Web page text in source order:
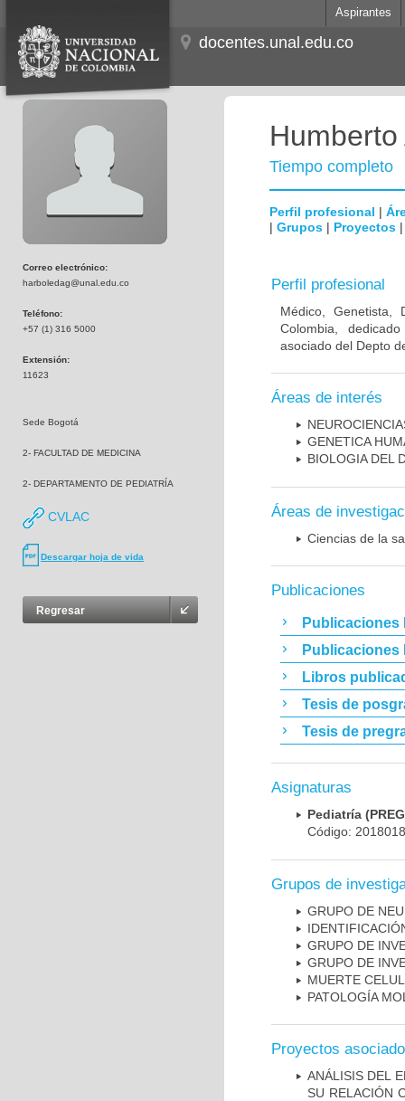
Aspirantes
docentes.unal.edu.co
Correo electrónico:
harboledag@unal.edu.co
Teléfono:
+57 (1) 316 5000
Extensión:
11623
Sede Bogotá
2- FACULTAD DE MEDICINA
2- DEPARTAMENTO DE PEDIATRÍA
CVLAC
Descargar hoja de vida
Regresar
Tiempo completo
Perfil profesional |
| Grupos | Proyectos
Perfil profesional
Médico, Genetista,
Colombia,
asociado del Depto
Áreas de interés
GENETICA
BIOLOGIA DEL
Áreas de
Ciencias de la
Publicaciones
Publicaciones
Publicaciones
Libros
Tesis de
Tesis de
Asignaturas
Pediatría
Código:
Grupos de
GRUPO DE
GRUPO DE
GRUPO DE
MUERTE
PATOLOGÍA
Proyectos
ANÁLISIS DEL
SU RELACIÓN